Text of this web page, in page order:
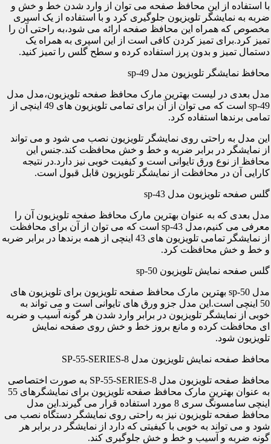
با استفاده از این محافظ صفحه می توان از وارد شدن خط و خش و
ضربه به نمایشگر تلویزیون جلوگیری کرد و با استفاده از یک اسپری
مخصوص که همراه این محافظ صفحه ارائه می شود،به راحتی آن را
تمیز کرد.برای تمیز کردن کافی است از این اسپری به همراه یک
دستمال تمیز و بدون پرز استفاده کرده و سطح گلس را تمیز کنید.
محافظ نمایشگر تلویزیون مدل sp-49
مدل بعدی در لیست بهترین مارک محافظ صفحه تلویزیون،مدل مدل
sp-49 است که می توان از آن برای تمامی تلویزیون های 49 اینچی از
تمامی برندها استفاده کرد.
این مدل به راحتی روی نمایشگر تلویزیون نصب می شود و می تواند
از نمایشگر در برابر ضربه و خط و خش محافظت کند.جنس این
محافظ از نوع ورق تایوانی است و کیفیت خوبی نیز دارد.در نتیجه
کارایی آن در محافظت از نمایشگر تلویزیون قابل قبول است.
گلس صفحه تلویزیون مدل sp-43
مدل بعدی که به عنوان بهترین مارک محافظ صفحه تلویزیون آن را
معرفی می کنیم،مدل sp-43 است که می توان از آن برای محافظت
از نمایشگر تمامی تلویزیون های 43 اینچی از همه برندها در برابر ضربه
و خط و خش محافظت کرد.
گلس صفحه نمایش تلویزیون sp-50
مدل sp-50 بهترین مارک محافظ صفحه تلویزیون برای تلویزیون های
50 اینچی است.این مدل جزو ورق های تایوانی است و می تواند به
خوبی از نمایشگر تلویزیون در برابر وارد شدن هر گونه آسیب و ضربه
ای محافظت کرده و مانع بروز خط و خش روی صفحه نمایش
تلویزیون شود.
محافظ صفحه نمایش تلویزیون مدل SP-55-SERIES-8
محافظ صفحه تلویزیون مدل SP-55-SERIES-8 به صورت اختصاصی
به عنوان بهترین مارک محافظ صفحه تلویزیون برای نمایشگرهای 55
اینچی سامسونگ سری 8 مورد استفاده قرار می گیرند.این مدل
محافظ صفحه تلویزیون نیز به راحتی روی نمایشگر دستگاه نصب می
شود و می تواند به خوبی با کیفیتی که دارد از نمایشگر در برابر هر
گونه ضربه و آسیب و خط و خش جلوگیری کند.